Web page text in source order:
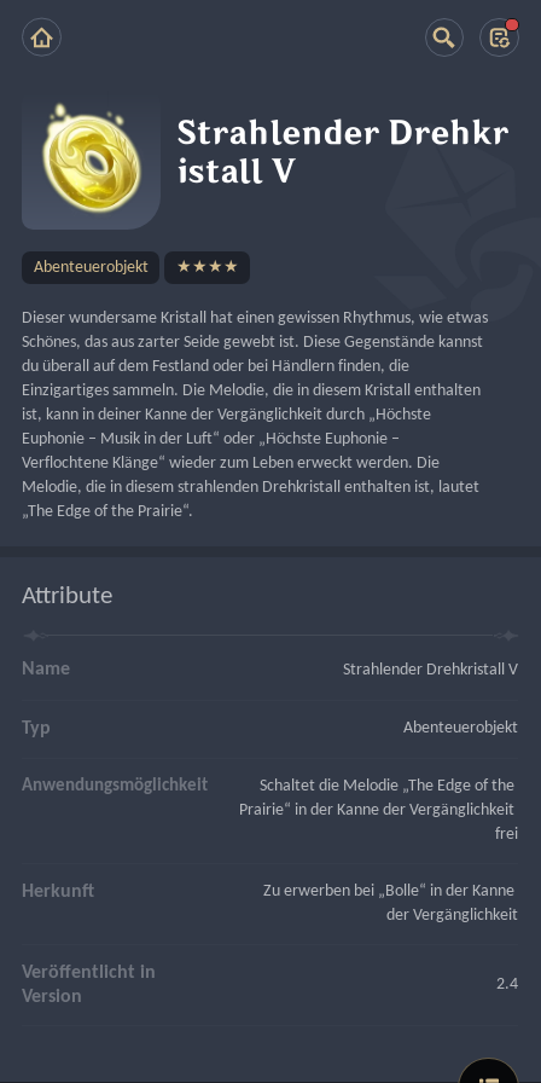
Strahlender Drehkr
istall V
Abenteuerobjekt ★★★★
Dieser wundersame Kristall hat einen gewissen Rhythmus, wie etwas
Schönes, das aus zarter Seide gewebt ist. Diese Gegenstände kannst
du überall auf dem Festland oder bei Händlern finden, die
Einzigartiges sammeln. Die Melodie, die in diesem Kristall enthalten
ist, kann in deiner Kanne der Vergänglichkeit durch „Höchste
Euphonie – Musik in der Luft“ oder „Höchste Euphonie –
Verflochtene Klänge“ wieder zum Leben erweckt werden. Die
Melodie, die in diesem strahlenden Drehkristall enthalten ist, lautet
„The Edge of the Prairie“.
Attribute
Name Strahlender Drehkristall V
Typ Abenteuerobjekt
Anwendungsmöglichkeit
Schaltet die Melodie „The Edge of the
Prairie“ in der Kanne der Vergänglichkeit
frei
Herkunft
Zu erwerben bei „Bolle“ in der Kanne
der Vergänglichkeit
Veröffentlicht in
Version
2.4